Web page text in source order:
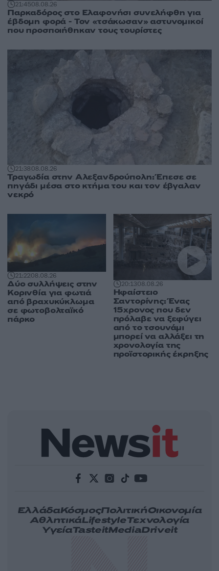
21:4508.08.26
Παρκαδόρος στο Ελαφονήσι συνελήφθη για
έβδομη φορά - Τον «τσάκωσαν» αστυνομικοί
που προσποιήθηκαν τους τουρίστες
21:3808.08.26
Τραγωδία στην Αλεξανδρούπολη: Έπεσε σε
πηγάδι μέσα στο κτήμα του και τον έβγαλαν
νεκρό
21:2208.08.26
Δύο συλλήψεις στην
Κορινθία για φωτιά
από βραχυκύκλωμα
σε φωτοβολταϊκό
πάρκο
20:1308.08.26
Ηφαίστειο
Σαντορίνης: Ένας
15χρονος που δεν
πρόλαβε να ξεφύγει
από το τσουνάμι
μπορεί να αλλάξει τη
χρονολογία της
προϊστορικής έκρηξης
ΕλλάδαΚόσμοςΠολιτικήΟικονομία
ΑθλητικάLifestyleΤεχνολογία
ΥγείαTasteitMediaDriveit